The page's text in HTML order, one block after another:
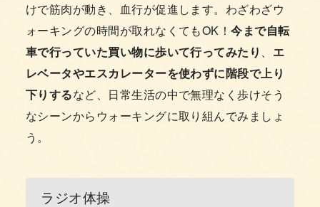
けで筋肉が動き、血行が促進します。わざわざウ
ォーキングの時間が取れなくてもOK！今まで自転
車で行っていた買い物に歩いて行ってみたり 、 エ
レベータやエスカレーターを使わずに階段で上り
下りするなど、日常生活の中で無理なく歩けそう
なシーンからウォーキングに取り組んでみましょ
う。
ラジオ体操